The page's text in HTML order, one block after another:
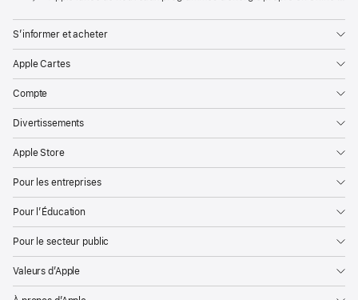
S’informer et acheter
Apple Cartes
Compte
Divertissements
Apple Store
Pour les entreprises
Pour l’Éducation
Pour le secteur public
Valeurs d’Apple